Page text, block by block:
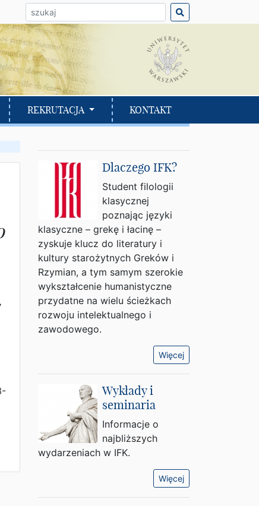
do wyszukania:
REKRUTACJA KONTAKT
Dlaczego IFK?
Student filologii
klasycznej
poznając języki
klasyczne – grekę i łacinę –
zyskuje klucz do literatury i
kultury starożytnych Greków i
Rzymian, a tym samym szerokie
wykształcenie humanistyczne
przydatne na wielu ścieżkach
rozwoju intelektualnego i
zawodowego.
Więcej
Wykłady i
seminaria
Informacje o
najbliższych
wydarzeniach w IFK.
Więcej